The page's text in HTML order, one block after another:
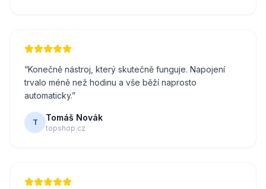
“Konečně nástroj, který skutečně funguje. Napojení
trvalo méně než hodinu a vše běží naprosto
automaticky.”
T Tomáš Novák
topshop.cz